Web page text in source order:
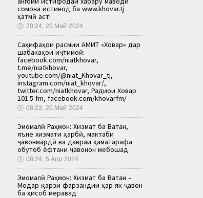
сомона истинод ба www.khovar.tj
ҳатмӣ аст!
🕔 20:24, 20.Май 2024
Саҳифаҳои расмии АМИТ «Ховар» дар
шабакаҳои иҷтимоӣ:
facebook.com/niatkhovar,
t.me/niatkhovar,
youtube.com/@niat_Khovar_tj,
instagram.com/niat_khovar/,
twitter.com/niatkhovar, Радиои Ховар
101.5 fm, facebook.com/khovarfm/
🕔 08:23, 20.Май 2024
Эмомалӣ Раҳмон: Хизмат ба Ватан,
яъне хизмати ҳарбӣ, мактаби
ҷавонмардӣ ва давраи ҳаматарафа
обутоб ёфтани ҷавонон мебошад
🕔 08:24, 5.Апр 2024
Эмомалӣ Раҳмон: Хизмат ба Ватан –
Модар қарзи фарзандии ҳар як ҷавон
ба ҳисоб меравад